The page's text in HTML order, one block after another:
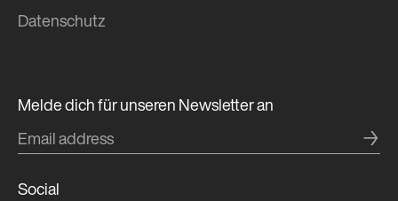
Melde dich für unseren Newsletter an
→
Social
Daten­schutz